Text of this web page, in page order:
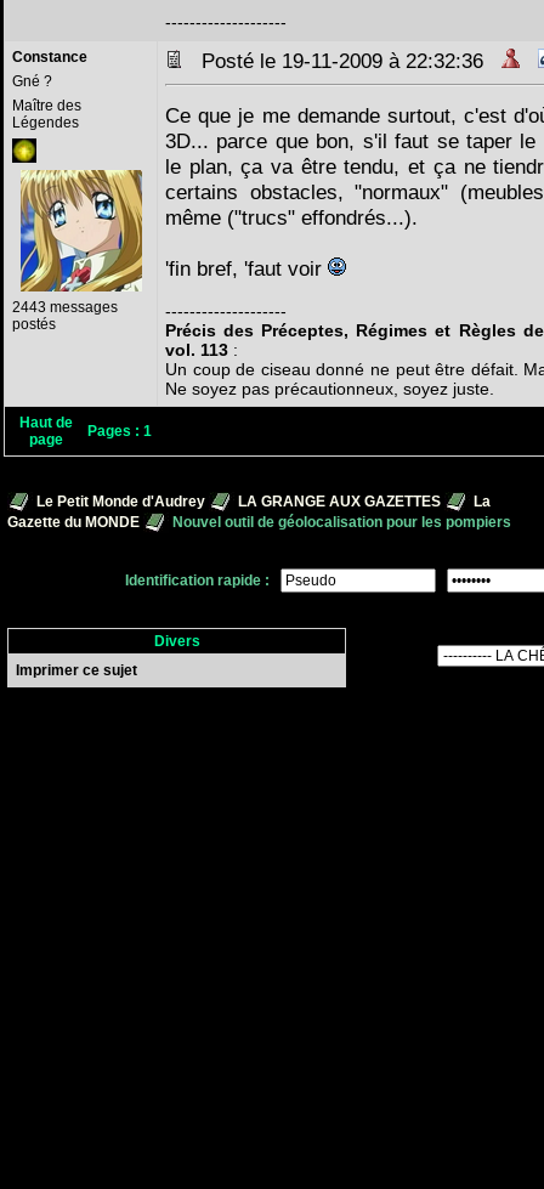
--------------------
Constance
Gné ?
Maître des
Légendes
2443 messages
postés
Posté le 19-11-2009 à 22:32:36
Ce que je me demande surtout, c'est
3D... parce que bon, s'il faut se taper
le plan, ça va être tendu, et ça ne
certains obstacles, "normaux"
même ("trucs" effondrés...).
'fin bref, 'faut voir
--------------------
Précis des Préceptes, Régimes et Règles
vol. 113 :
Un coup de ciseau donné ne peut être défait.
Ne soyez pas précautionneux, soyez juste.
Haut de
page
Pages : 1
Le Petit Monde d'Audrey LA GRANGE AUX GAZETTES
La
Gazette du MONDE
Nouvel outil de géolocalisation pour les pompiers
Identification rapide :
Divers
Imprimer ce sujet